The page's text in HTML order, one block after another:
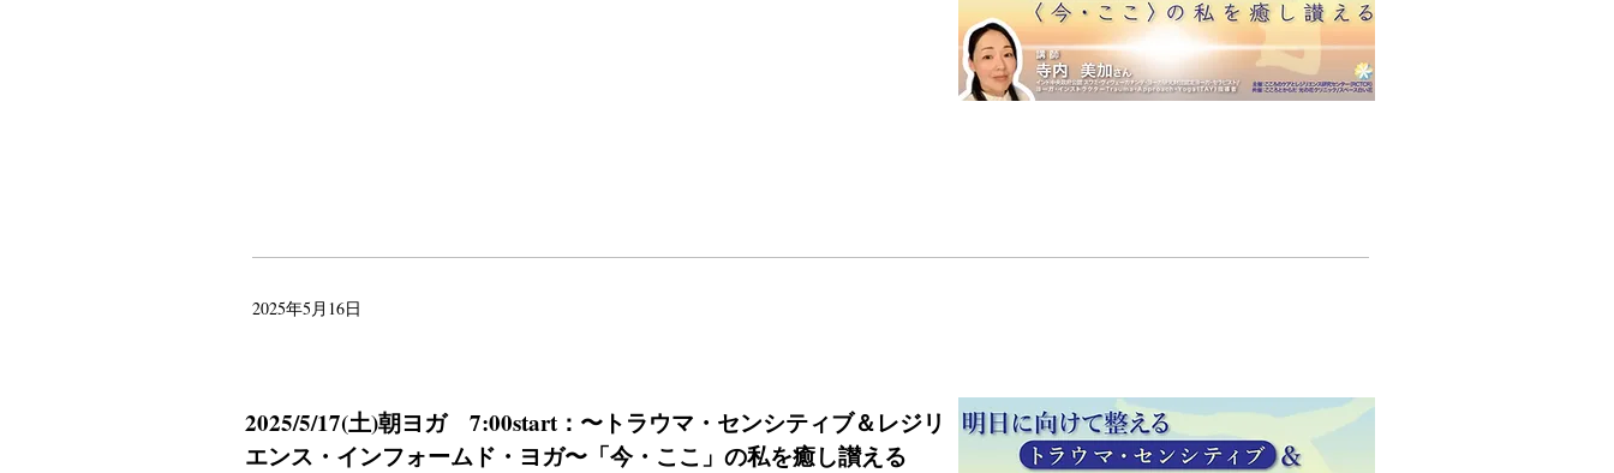
2025年5月16日
2025/5/17(土)朝ヨガ 7:00start：〜トラウマ・センシティブ＆レジリ
エンス・インフォームド・ヨガ〜「今・ここ」の私を癒し讃える